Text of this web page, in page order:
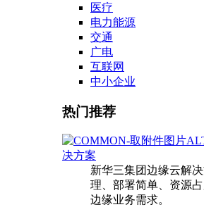
医疗
电力能源
交通
广电
互联网
中小企业
热门推荐
决方案
新华三集团边缘云解
理、部署简单、资源
边缘业务需求。